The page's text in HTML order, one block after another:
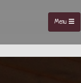
Menu